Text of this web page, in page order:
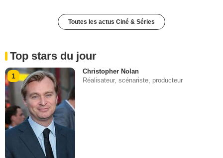
Toutes les actus Ciné & Séries
Top stars du jour
1
Christopher Nolan
Réalisateur, scénariste, producteur